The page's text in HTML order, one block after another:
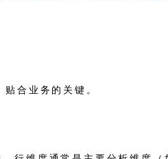
合业务的关键。